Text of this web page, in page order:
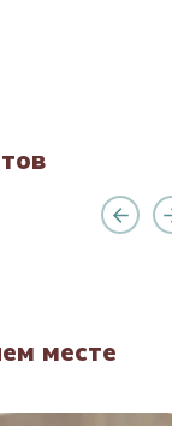
месте